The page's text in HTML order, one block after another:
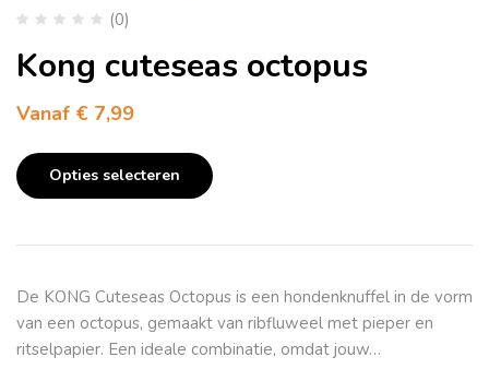
(0)
Kong cuteseas octopus
Vanaf € 7,99
Opties selecteren
De KONG Cuteseas Octopus is een hondenknuffel in de vorm
van een octopus, gemaakt van ribfluweel met pieper en
ritselpapier. Een ideale combinatie, omdat jouw…